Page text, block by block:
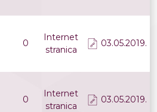
0
Internet
stranica
03.05.2019.
0
Internet
stranica
03.05.2019.